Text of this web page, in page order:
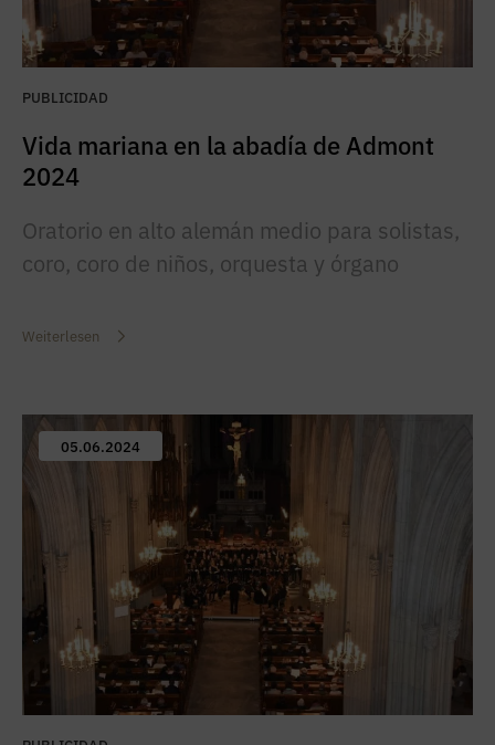
PUBLICIDAD
Vida mariana en la abadía de Admont
2024
Oratorio en alto alemán medio para solistas,
coro, coro de niños, orquesta y órgano
Weiterlesen
05.06.2024